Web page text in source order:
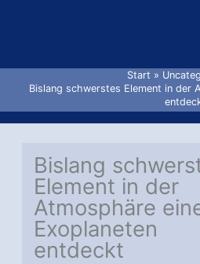
Start
Bislang schwerstes Element in der
Bislang
Element in der
Atmosphäre
Exoplaneten
entdeckt